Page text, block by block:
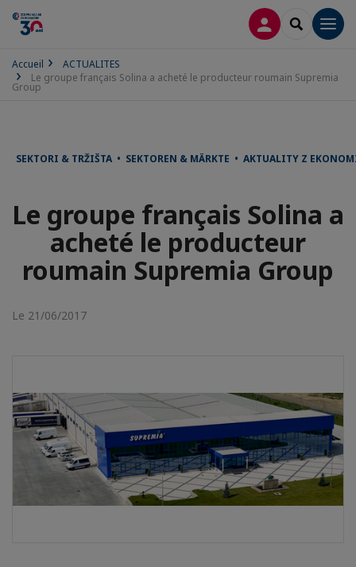
CONNEXION
Accueil
ACTUALITES
Le groupe français Solina a acheté le producteur roumain Supremia
Group
SEKTORI & TRŽIŠTA • SEKTOREN & MÄRKTE • AKTUALITY Z
Le groupe français Solina a
acheté le producteur
roumain Supremia Group
Le 21/06/2017